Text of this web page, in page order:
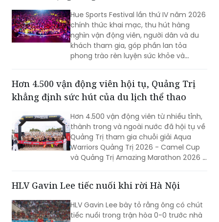
Hue Sports Festival lần thứ IV năm 2026
chính thức khai mạc, thu hút hàng
nghìn vận động viên, người dân và du
khách tham gia, góp phần lan tỏa
phong trào rèn luyện sức khỏe và
Hơn 4.500 vận động viên hội tụ, Quảng Trị
khẳng định sức hút của du lịch thể thao
Hơn 4.500 vận động viên từ nhiều tỉnh,
thành trong và ngoài nước đã hội tụ về
Quảng Trị tham gia chuỗi giải Aqua
Warriors Quảng Trị 2026 - Camel Cup
và Quảng Trị Amazing Marathon 2026 -
sức bền mà còn góp phần quảng bá
Quảng Trị đối với các sự kiện thể thao
quy mô lớn.
HLV Gavin Lee tiếc nuối khi rời Hà Nội
HLV Gavin Lee bày tỏ rằng ông có chút
tiếc nuối trong trận hòa 0-0 trước nhà